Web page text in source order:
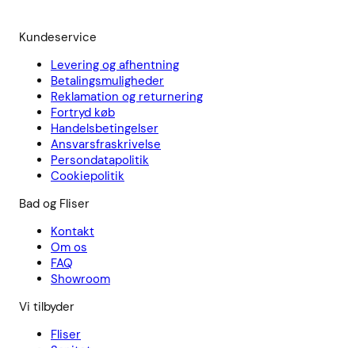
Kundeservice
Levering og afhentning
Betalingsmuligheder
Reklamation og returnering
Fortryd køb
Handelsbetingelser
Ansvarsfraskrivelse
Persondatapolitik
Cookiepolitik
Bad og Fliser
Kontakt
Om os
FAQ
Showroom
Vi tilbyder
Fliser